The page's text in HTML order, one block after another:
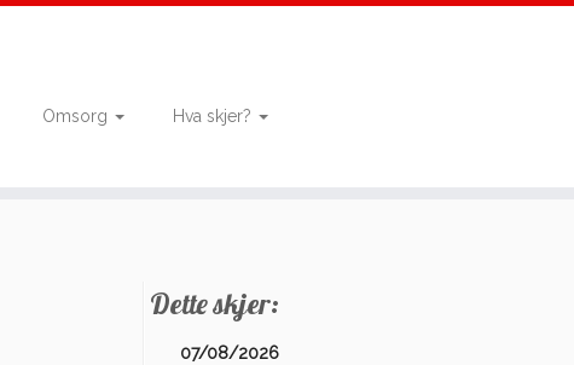
Omsorg
Hva skjer?
Dette skjer:
07/08/2026